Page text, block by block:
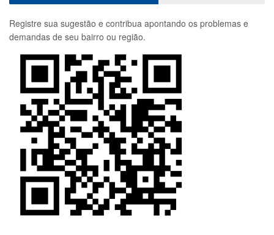
Registre sua sugestão e contribua apontando os problemas e
demandas de seu bairro ou região.